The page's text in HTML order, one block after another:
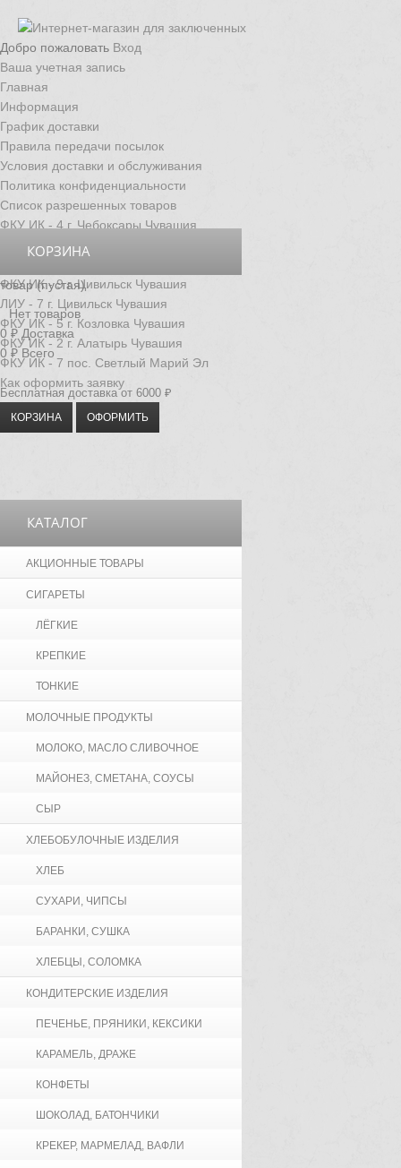
Добро пожаловать Вход
Ваша учетная запись
Главная
Информация
График доставки
Правила передачи посылок
Условия доставки и обслуживания
Политика конфиденциальности
Список разрешенных товаров
ФКУ ИК - 4 г. Чебоксары Чувашия
ФКУ ИК - 3 г. Новочебоксарск Чувашия
ФКУ ИК - 9 г. Цивильск Чувашия
ЛИУ - 7 г. Цивильск Чувашия
ФКУ ИК - 5 г. Козловка Чувашия
ФКУ ИК - 2 г. Алатырь Чувашия
ФКУ ИК - 7 пос. Светлый Марий Эл
Как оформить заявку
КОРЗИНА
товар (пустая)
Нет товаров
0 ₽ Доставка
0 ₽ Всего
Бесплатная доставка от 6000 ₽
КОРЗИНА ОФОРМИТЬ
КАТАЛОГ
АКЦИОННЫЕ ТОВАРЫ
СИГАРЕТЫ
ЛЁГКИЕ
КРЕПКИЕ
ТОНКИЕ
МОЛОЧНЫЕ ПРОДУКТЫ
МОЛОКО, МАСЛО СЛИВОЧНОЕ
МАЙОНЕЗ, СМЕТАНА, СОУСЫ
СЫР
ХЛЕБОБУЛОЧНЫЕ ИЗДЕЛИЯ
ХЛЕБ
СУХАРИ, ЧИПСЫ
БАРАНКИ, СУШКА
ХЛЕБЦЫ, СОЛОМКА
КОНДИТЕРСКИЕ ИЗДЕЛИЯ
ПЕЧЕНЬЕ, ПРЯНИКИ, КЕКСИКИ
КАРАМЕЛЬ, ДРАЖЕ
КОНФЕТЫ
ШОКОЛАД, БАТОНЧИКИ
КРЕКЕР, МАРМЕЛАД, ВАФЛИ